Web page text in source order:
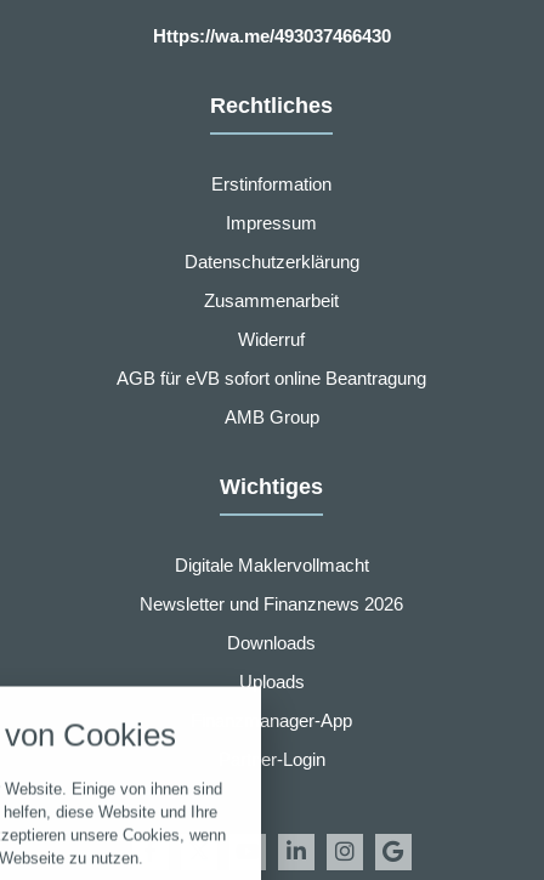
Https://wa.me/493037466430
Rechtliches
Erstinformation
Impressum
Datenschutzerklärung
Zusammenarbeit
Widerruf
AGB für eVB sofort online Beantragung
AMB Group
Wichtiges
Digitale Maklervollmacht
Newsletter und Finanznews 2026
Downloads
Uploads
Finanzmanager-App
Partner-Login
Cookies
Einige von ihnen sind
diese Website und Ihre
unsere Cookies, wenn
zu nutzen.
folgende Kategorien zu
Notwendig
Performance